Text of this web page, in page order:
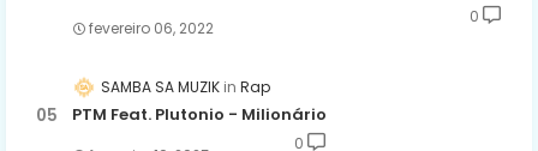
fevereiro 06, 2022
0
SAMBA SA MUZIK Rap
PTM Feat. Plutonio - Milionário
0